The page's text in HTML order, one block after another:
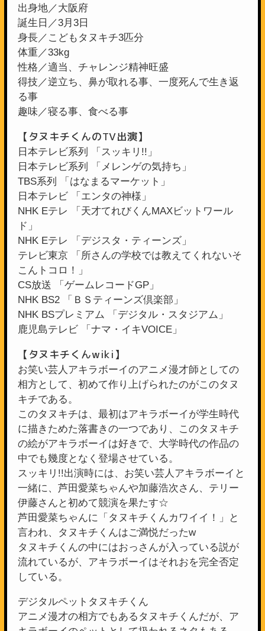
出身地／大阪府
誕生日／3月3日
身長／こどもタヌキチ3匹分
体重／33kg
性格／適当、チャレンジ精神旺盛
得技／逆立ち、鼻が取れる事、一度死んで生き返
る事
趣味／寝る事、食べる事
【タヌキチくんのTV出演】
日本テレビ系列 「スッキリ!!」
日本テレビ系列 「メレンゲの気持ち」
TBS系列 「はなまるマーケット」
日本テレビ 「エンタの神様」
NHK Eテレ 「天才てれびくんMAXビットワール
ド」
NHK Eテレ 「デジスタ・ティーンズ」
テレビ東京 「所さんの学校では教えてくれないそ
こんトコロ！」
CS放送 「ゲームレコードGP」
NHK BS2 「ＢＳティーンズ倶楽部」
NHK BSプレミアム 「デジタル・スタジアム」
鹿児島テレビ 「ナマ・イキVOICE」
【タヌキチくんwiki】
お笑い芸人アキラボーイのアニメ漫才師としての
相方として、初めて作り上げられたのがこのタヌ
キチである。
このタヌキチは、最初はアキラボーイが学生時代
に描きためた落書きの一つであり、このタヌキチ
の絵がアキラボーイは好きで、大学時代の作品の
中でも幾度となく登場させている。
スッキリ!!出演時には、お笑い芸人アキラボーイと
一緒に、芦田愛菜ちゃんや加藤浩次さん、テリー
伊藤さんと初めて競演を果たす☆
芦田愛菜ちゃんに「タヌキチくんカワイイ！」と
言われ、タヌキチくんはご満悦だったw
タヌキチくんの中にはおっさんが入っている説が
流れているが、アキラボーイはそれおを完全否定
している。
デジタルペットタヌキチくん
アニメ漫才の相方でもあるタヌキチくんだが、ア